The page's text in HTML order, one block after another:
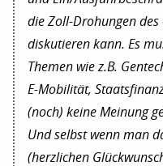
die Zoll-Drohungen
diskutieren kann. Es
Themen wie z.B.
E-Mobilität,
(noch) keine Meinung
Und selbst wenn man
(herzlichen